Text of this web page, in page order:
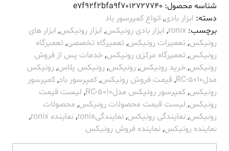
شناسه محصول: e7f92f2bfa9f7012727740
دسته: ابزار بادی, انواع کمپرسور باد
برچسب: ronix
, ابزار بادی رونیکس, ابزار رونیکس, ابزار های
رونیکس, تعمیرات رونیکس, تعمیرگاه تخصصی, تعمیرگاه
رونیکس, تعمیرگاه مرکزی رونیکس,خدمات پس از فروش
رونیکس,خرید رونیکس, رونیکس, رونیکس پلاس, رونیکس
مدلRC-5010
, قیمت فروش رونیکس,کمپرسور باد,کمپرسور
رونیکس,کمپرسور رونیکس مدلRC-5010 , لیست قیمت
رونیکس, لیست قیمت محصولات رونیکس, محصولات
رونیکس,نمایندگی رونیکس,نمایندگیronix ,نماینده ronix
,
نماینده رونیکس,نماینده فروش رونیکس